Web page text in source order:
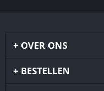
OVER ONS
BESTELLEN